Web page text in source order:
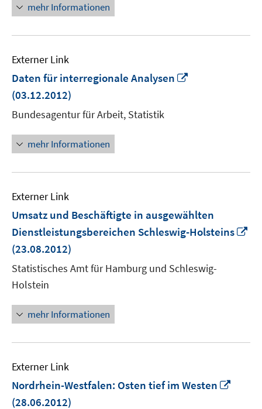
mehr Informationen
Externer Link
Daten für interregionale Analysen
(03.12.2012)
Bundesagentur für Arbeit, Statistik
mehr Informationen
Externer Link
Umsatz und Beschäftigte in ausgewählten
Dienstleistungsbereichen Schleswig-Holsteins
(23.08.2012)
Statistisches Amt für Hamburg und Schleswig-
Holstein
mehr Informationen
Externer Link
Nordrhein-Westfalen: Osten tief im Westen
(28.06.2012)